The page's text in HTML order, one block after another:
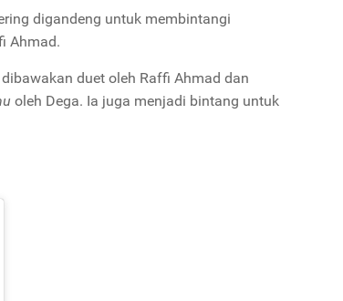
digandeng untuk membintangi
Ahmad.
duet oleh Raffi Ahmad dan
oleh Dega. Ia juga menjadi bintang untuk